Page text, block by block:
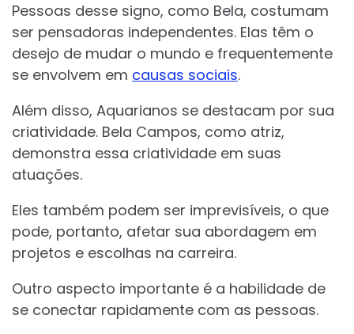
Pessoas desse signo, como Bela, costumam
ser pensadoras independentes. Elas têm o
desejo de mudar o mundo e frequentemente
se envolvem em causas sociais.
Além disso, Aquarianos se destacam por sua
criatividade. Bela Campos, como atriz,
demonstra essa criatividade em suas
atuações.
Eles também podem ser imprevisíveis, o que
pode, portanto, afetar sua abordagem em
projetos e escolhas na carreira.
Outro aspecto importante é a habilidade de
se conectar rapidamente com as pessoas.